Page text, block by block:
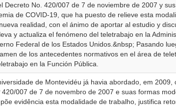
Decreto No. 420/007 de 7 de noviembre de 2007 y
de COVID-19, que ha puesto de relieve esta
realidad, con el ánimo de aportar al estudio y
y actualiza el fenómeno del teletrabajo en la
Federal de los Estados Unidos.&nbsp; Pasando
de los antecedentes normativos en el área de
en la Función Pública.
de Montevidéu já havia abordado, em
007 de 7 de novembro de 2007 e suas formas
evidência esta modalidade de trabalho, justifica